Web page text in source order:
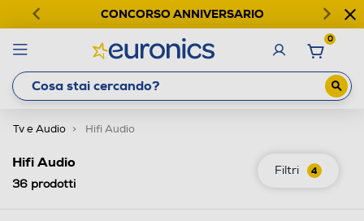
CONCORSO ANNIVERSARIO
0
Tv e Audio Hifi Audio
Filtri 4
Hifi Audio
36 prodotti